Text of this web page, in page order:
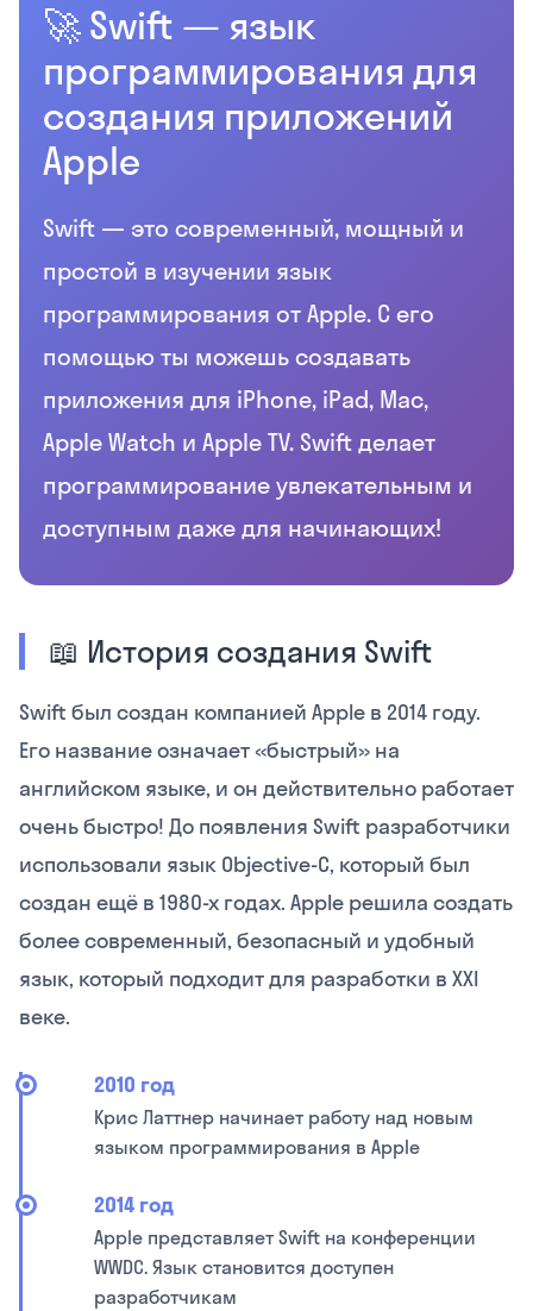
🚀 Swift — язык
программирования для
создания приложений
Apple
Swift — это современный, мощный и
простой в изучении язык
программирования от Apple. С его
помощью ты можешь создавать
приложения для iPhone, iPad, Mac,
Apple Watch и Apple TV. Swift делает
программирование увлекательным и
доступным даже для начинающих!
📖 История создания Swift
Swift был создан компанией Apple в 2014 году.
Его название означает «быстрый» на
английском языке, и он действительно работает
очень быстро! До появления Swift разработчики
использовали язык Objective-C, который был
создан ещё в 1980-х годах. Apple решила создать
более современный, безопасный и удобный
язык, который подходит для разработки в XXI
веке.
2010 год
Крис Латтнер начинает работу над новым
языком программирования в Apple
2014 год
Apple представляет Swift на конференции
WWDC. Язык становится доступен
разработчикам